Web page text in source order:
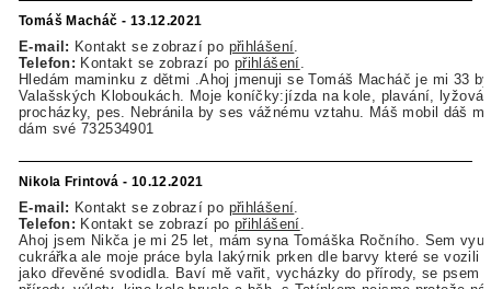
Tomáš Macháč - 13.12.2021
E-mail: Kontakt se zobrazí po přihlášení
Telefon: Kontakt se zobrazí po přihlášení
Hledám maminku z dětmi .Ahoj jmenuji se Tomáš Macháč je mi 33
Valašských Kloboukách. Moje koníčky:jízda na kole, plavání,
procházky, pes. Nebránila by ses vážnému vztahu. Máš mobil dáš
dám své 732534901
Nikola Frintová - 10.12.2021
E-mail: Kontakt se zobrazí po přihlášení
Telefon: Kontakt se zobrazí po přihlášení
Ahoj jsem Nikča je mi 25 let, mám syna Tomáška Ročního. Sem
cukrářka ale moje práce byla lakýrnik prken dle barvy které se vozili
jako dřevěné svodidla. Baví mě vařit, vycházky do přírody, se psem